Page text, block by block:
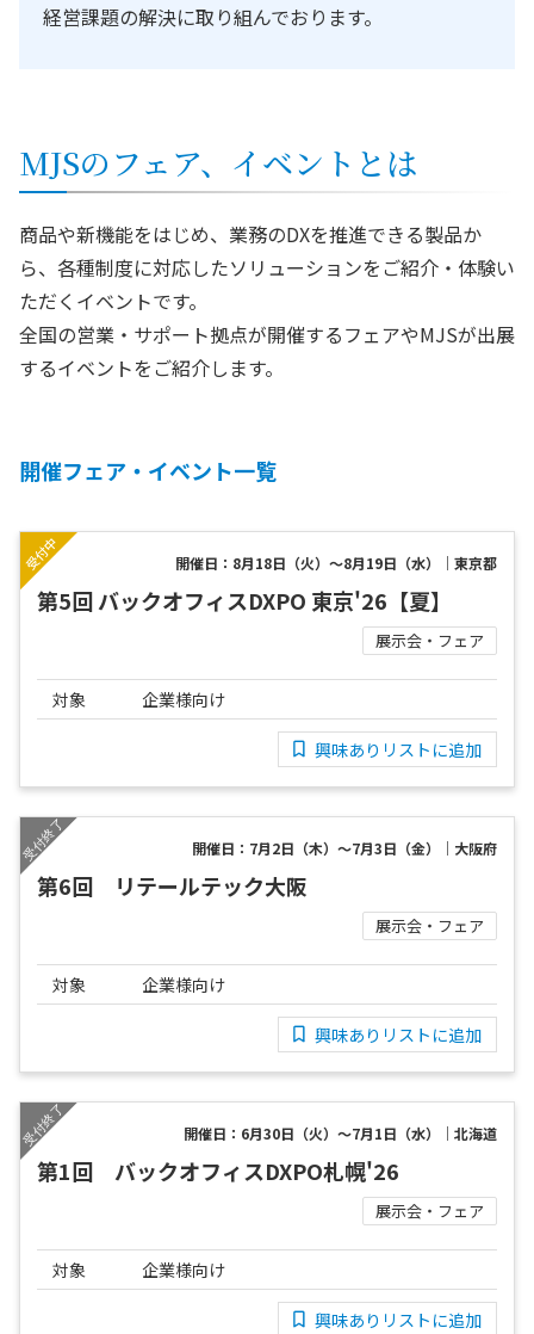
経営課題の解決に取り組んでおります。
MJSのフェア、イベントとは
商品や新機能をはじめ、業務のDXを推進できる製品か
ら、各種制度に対応したソリューションをご紹介・体験い
ただくイベントです。
全国の営業・サポート拠点が開催するフェアやMJSが出展
するイベントをご紹介します。
開催フェア・イベント一覧
開催日：8月18日（火）～8月19日（水）｜東京都
第5回 バックオフィスDXPO 東京'26【夏】
展示会・フェア
対象 企業様向け
興味ありリストに追加
開催日：7月2日（木）～7月3日（金）｜大阪府
第6回 リテールテック大阪
展示会・フェア
対象 企業様向け
興味ありリストに追加
開催日：6月30日（火）～7月1日（水）｜北海道
第1回 バックオフィスDXPO札幌'26
展示会・フェア
対象 企業様向け
興味ありリストに追加